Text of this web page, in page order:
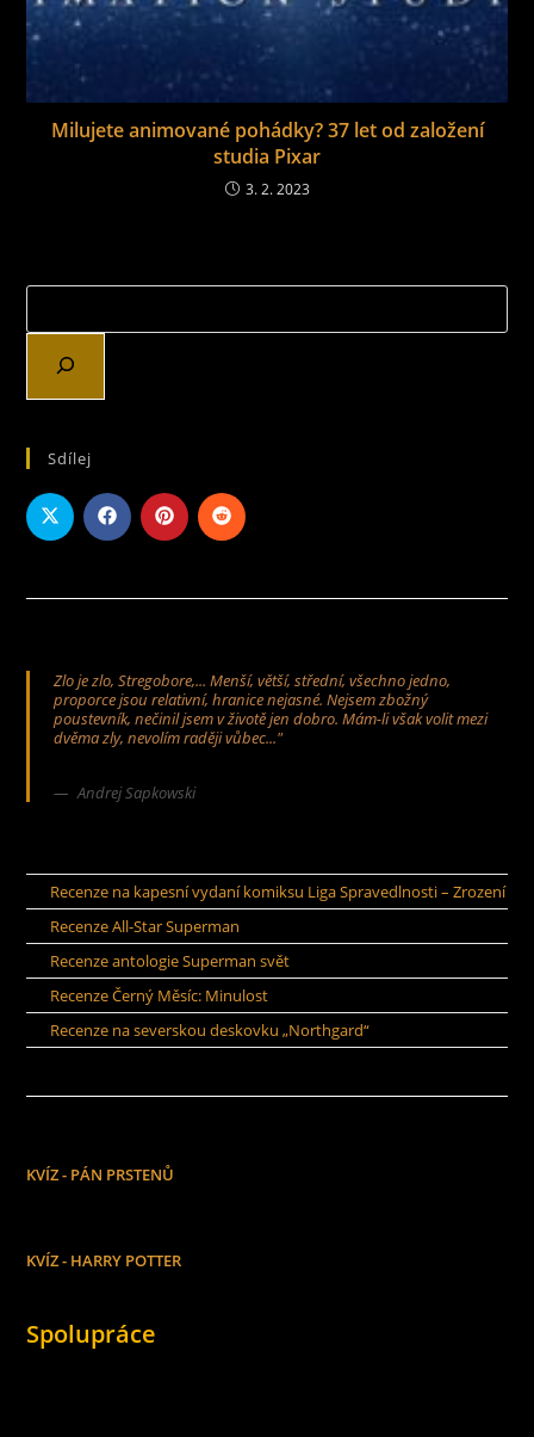
Milujete animované pohádky? 37 let od založení
studia Pixar
3. 2. 2023
Sdílej
Zlo je zlo, Stregobore,... Menší, větší, střední, všechno jedno,
proporce jsou relativní, hranice nejasné. Nejsem zbožný
poustevník, nečinil jsem v životě jen dobro. Mám-li však volit mezi
dvěma zly, nevolím raději vůbec..."
Andrej Sapkowski
Recenze na kapesní vydaní komiksu Liga Spravedlnosti – Zrození
Recenze All-Star Superman
Recenze antologie Superman svět
Recenze Černý Měsíc: Minulost
Recenze na severskou deskovku „Northgard“
KVÍZ - PÁN PRSTENŮ
KVÍZ - HARRY POTTER
Spolupráce